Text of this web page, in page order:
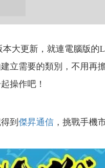
更新，就連電腦版的
立需要的類別，不用再
操作吧！
到 傑昇通信 ，挑戰手機